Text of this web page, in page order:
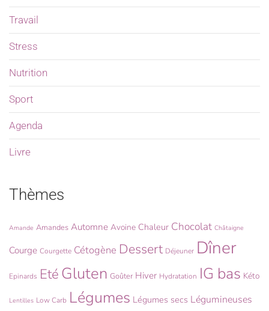
Travail
Stress
Nutrition
Sport
Agenda
Livre
Thèmes
Amande Amandes Automne Avoine Chaleur Chocolat Châtaigne
Courge Courgette Cétogène Dessert Déjeuner Dîner
Epinards Eté Gluten Goûter Hiver Hydratation IG bas Kéto
Lentilles Low Carb Légumes Légumes secs Légumineuses